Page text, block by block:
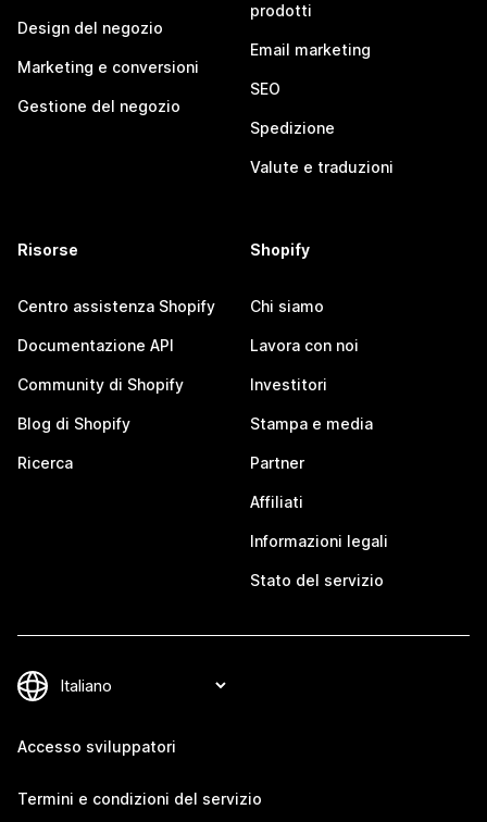
Design del negozio
Marketing e conversioni
Gestione del negozio
prodotti
Email marketing
SEO
Spedizione
Valute e traduzioni
Risorse
Centro assistenza Shopify
Documentazione API
Community di Shopify
Blog di Shopify
Ricerca
Shopify
Chi siamo
Lavora con noi
Investitori
Stampa e media
Partner
Affiliati
Informazioni legali
Stato del servizio
Accesso sviluppatori
Termini e condizioni del servizio